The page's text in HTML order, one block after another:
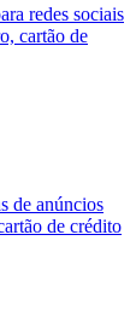
redes sociais
cartão de
de anúncios
de crédito